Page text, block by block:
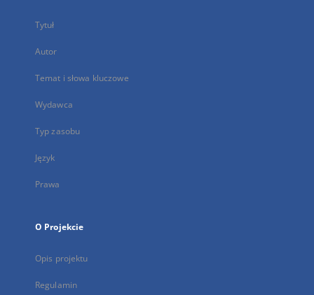
Tytuł
Autor
Temat i słowa kluczowe
Wydawca
Typ zasobu
Język
Prawa
O Projekcie
Opis projektu
Regulamin